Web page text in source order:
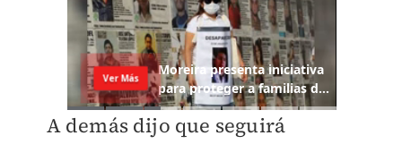
A demás dijo que seguirá